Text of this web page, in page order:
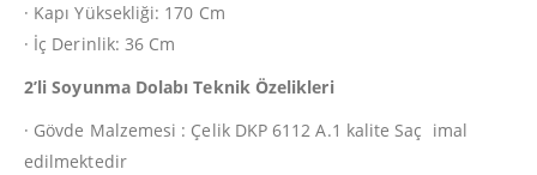
· Kapı Yüksekliği: 170 Cm
· İç Derinlik: 36 Cm
2’li Soyunma Dolabı Teknik Özelikleri
· Gövde Malzemesi : Çelik DKP 6112 A.1 kalite Saç imal
edilmektedir